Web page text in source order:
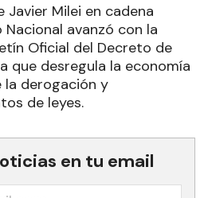
Javier Milei en cadena
avanzó con la
Oficial del Decreto de
que desregula la economía
derogación y
de leyes.
en tu email